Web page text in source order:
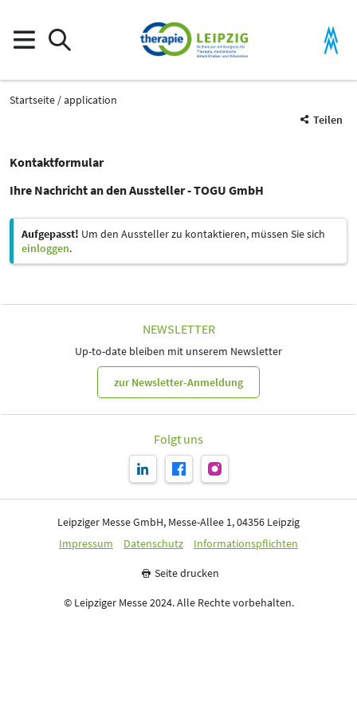
Startseite
application
Teilen
Kontaktformular
Ihre Nachricht an den Aussteller - TOGU GmbH
Aufgepasst! Um den Aussteller zu kontaktieren, müssen Sie sich
einloggen.
NEWSLETTER
Up-to-date bleiben mit unserem Newsletter
zur Newsletter-Anmeldung
Folgt uns
Leipziger Messe GmbH, Messe-Allee 1, 04356 Leipzig
Impressum
Datenschutz Informationspflichten
Seite drucken
© Leipziger Messe 2024. Alle Rechte vorbehalten.